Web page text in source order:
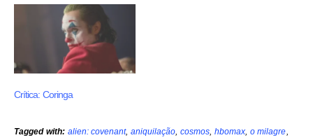
Crítica: Coringa
Tagged with: alien: covenant,aniquilação,cosmos, hbomax, o milagre,